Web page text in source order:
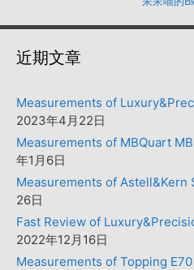
近期文章
Measurements of
2023年4月22日
Measurements of MBQuart
年1月6日
Measurements of Astell&Kern
26日
Fast Review of
2022年12月16日
Measurements of Topping E70